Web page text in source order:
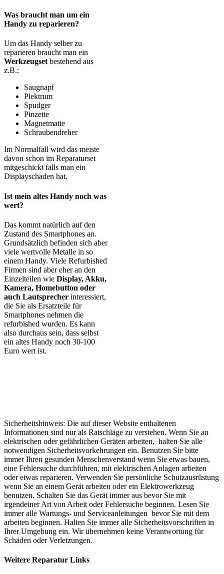
Was braucht man um ein
Handy zu reparieren?
Um das Handy selber zu
reparieren braucht man ein
Werkzeugset bestehend aus
z.B.:
Saugnapf
Plektrum
Spudger
Pinzette
Magnetmatte
Schraubendreher
Im Normalfall wird das meiste
davon schon im Reparaturset
mitgeschickt falls man ein
Displayschaden hat.
Ist mein altes Handy noch was
wert?
Das kommt natürlich auf den
Zustand des Smartphones an.
Grundsätzlich befinden sich aber
viele wertvolle Metalle in so
einem Handy. Viele Refurbished
Firmen sind aber eher an den
Einzelteilen wie Display, Akku,
Kamera, Homebutton oder
auch Lautsprecher interessiert,
die Sie als Ersatzteile für
Smartphones nehmen die
refurbished wurden. Es kann
also durchaus sein, dass selbst
ein altes Handy noch 30-100
Euro wert ist.
Sicherheitshinweis: Die auf dieser Website enthaltenen
Informationen sind nur als Ratschläge zu verstehen. Wenn Sie an
elektrischen oder gefährlichen Geräten arbeiten, halten Sie alle
notwendigen Sicherheitsvorkehrungen ein. Benutzen Sie bitte
immer Ihren gesunden Menschenverstand wenn Sie etwas bauen,
eine Fehlersuche durchführen, mit elektrischen Anlagen arbeiten
oder etwas reparieren. Verwenden Sie persönliche Schutzausrüstung
wenn Sie an einem Gerät arbeiten oder ein Elektrowerkzeug
benutzen. Schalten Sie das Gerät immer aus bevor Sie mit
irgendeiner Art von Arbeit oder Fehlersuche beginnen. Lesen Sie
immer alle Wartungs- und Serviceanleitungen bevor Sie mit dem
arbeiten beginnen. Halten Sie immer alle Sicherheitsvorschriften in
Ihrer Umgebung ein. Wir übernehmen keine Verantwortung für
Schäden oder Verletzungen.
Weitere Reparatur Links